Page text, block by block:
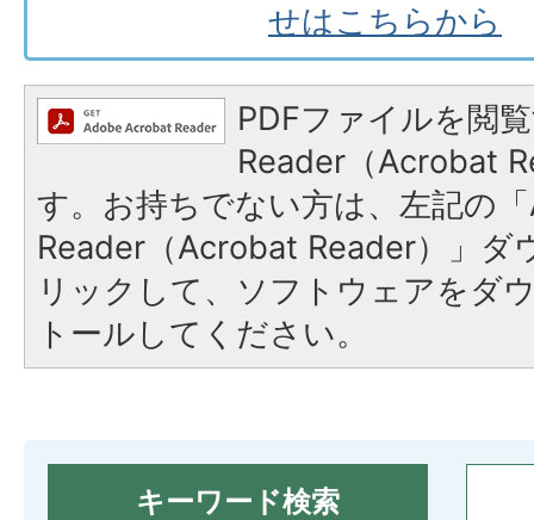
せはこちらから
PDFファイルを閲
Reader（Acrobat
す。お持ちでない方は、左記の
Reader（Acrobat Reader）」ダ
リックして、ソフトウェアをダ
トールしてください。
キーワード検索